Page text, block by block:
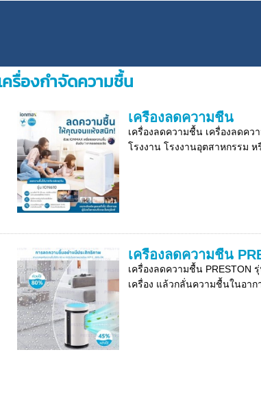
ครื่องกำจัดความชื้น
เครื่องลดความชื้น
เครื่องลดความชื้น เครื่องลดค
โรงงาน โรงงานอุตสาหกรรม ห
เครื่องลดความชื้น
เครื่องลดความชื้น PRESTON
เครื่อง แล้วกลั่นความชื้นในอาก